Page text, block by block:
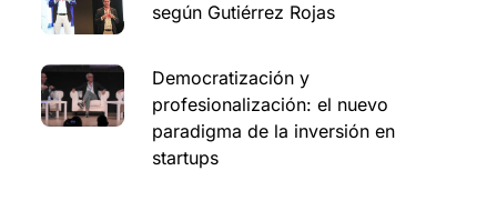
según Gutiérrez Rojas
Democratización y
profesionalización: el nuevo
paradigma de la inversión en
startups